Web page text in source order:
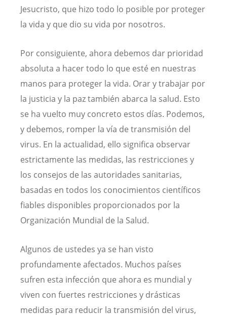
Jesucristo, que hizo todo lo posible por proteger
la vida y que dio su vida por nosotros.
Por consiguiente, ahora debemos dar prioridad
absoluta a hacer todo lo que esté en nuestras
manos para proteger la vida. Orar y trabajar por
la justicia y la paz también abarca la salud. Esto
se ha vuelto muy concreto estos días. Podemos,
y debemos, romper la vía de transmisión del
virus. En la actualidad, ello significa observar
estrictamente las medidas, las restricciones y
los consejos de las autoridades sanitarias,
basadas en todos los conocimientos científicos
fiables disponibles proporcionados por la
Organización Mundial de la Salud.
Algunos de ustedes ya se han visto
profundamente afectados. Muchos países
sufren esta infección que ahora es mundial y
viven con fuertes restricciones y drásticas
medidas para reducir la transmisión del virus,